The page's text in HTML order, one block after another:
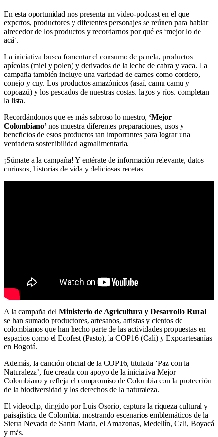
En esta oportunidad nos presenta un video-podcast en el que
expertos, productores y diferentes personajes se reúnen para hablar
alrededor de los productos y recordarnos por qué es ‘mejor lo de
acá’.
La iniciativa busca fomentar el consumo de panela, productos
apícolas (miel y polen) y derivados de la leche de cabra y vaca. La
campaña también incluye una variedad de carnes como cordero,
conejo y cuy. Los productos amazónicos (asaí, camu camu y
copoazú) y los pescados de nuestras costas, lagos y ríos, completan
la lista.
Recordándonos que es más sabroso lo nuestro, ‘Mejor
Colombiano’nos muestra diferentes preparaciones, usos y
beneficios de estos productos tan importantes para lograr una
verdadera sostenibilidad agroalimentaria.
¡Súmate a la campaña! Y entérate de información relevante, datos
curiosos, historias de vida y deliciosas recetas.
A la campaña del Ministerio de Agricultura y Desarrollo Rural
se han sumado productores, artesanos, artistas y cientos de
colombianos que han hecho parte de las actividades propuestas en
espacios como el Ecofest (Pasto), la COP16 (Cali) y Expoartesanías
en Bogotá.
Además, la canción oficial de la COP16, titulada ‘Paz con la
Naturaleza’, fue creada con apoyo de la iniciativa Mejor
Colombiano y refleja el compromiso de Colombia con la protección
de la biodiversidad y los derechos de la naturaleza.
El videoclip, dirigido por Luis Osorio, captura la riqueza cultural y
paisajística de Colombia, mostrando escenarios emblemáticos de la
Sierra Nevada de Santa Marta, el Amazonas, Medellín, Cali, Boyacá
y más.